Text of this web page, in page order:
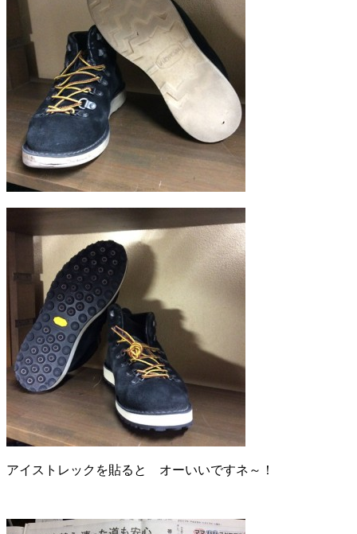
アイストレックを貼ると オーいいですネ～！